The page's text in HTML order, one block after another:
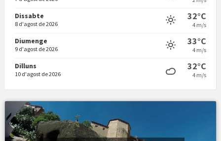
Vermuts a la Font. Hit parit
Dissabte
8 d'agost de 2026
32°C
4 m/s
Diumenge
9 d'agost de 2026
33°C
4 m/s
Dilluns
10 d'agost de 2026
32°C
4 m/s